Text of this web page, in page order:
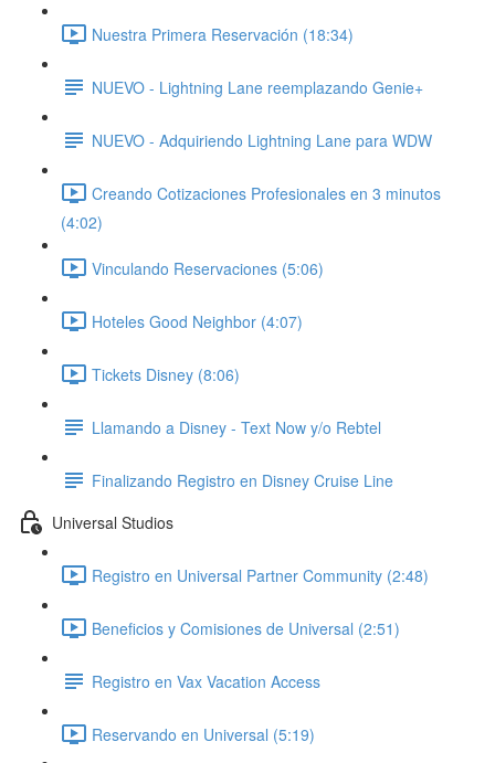
Nuestra Primera Reservación (18:34)
NUEVO - Lightning Lane reemplazando Genie+
NUEVO - Adquiriendo Lightning Lane para WDW
Creando Cotizaciones Profesionales en 3 minutos
(4:02)
Vinculando Reservaciones (5:06)
Hoteles Good Neighbor (4:07)
Tickets Disney (8:06)
Llamando a Disney - Text Now y/o Rebtel
Finalizando Registro en Disney Cruise Line
Universal Studios
Registro en Universal Partner Community (2:48)
Beneficios y Comisiones de Universal (2:51)
Registro en Vax Vacation Access
Reservando en Universal (5:19)